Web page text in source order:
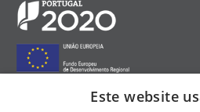
Este website